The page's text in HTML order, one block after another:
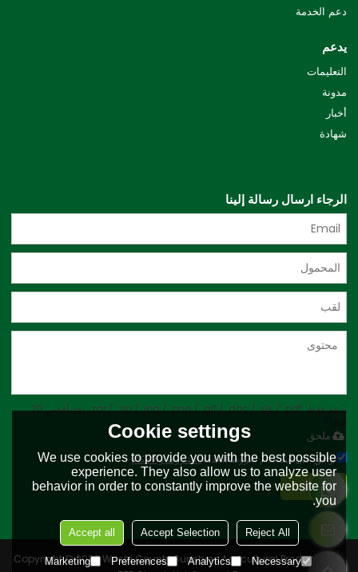
دعم الخدمة
يدعم
التعليمات
مدونة
أخبار
شهادة
الرجاء ارسال رسالة إلينا
يدعم فقط .rar / .zip / .jpg / .png / .gif / .doc / .xls / .pdf ، بحد أقصى 20
ملحق
توافق على استخدام شروط الخدمة,الشروط والاحكام
إرسال
Copyright © 2026Wushi County Sunshine Agricultural Products Co.,
Cookie settings
We use cookies to provide you with the best possible
experience. They also allow us to analyze user
behavior in order to constantly improve the website for
you.
Reject All
Accept Selection
Accept all
Necessary
Analytics
Preferences
Marketing